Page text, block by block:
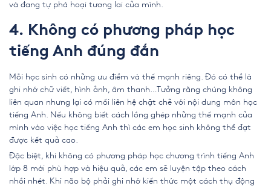
và đang tự phá hoại tương lai của mình.
4. Không có phương pháp học
tiếng Anh đúng đắn
Mỗi học sinh có những ưu điểm và thế mạnh riêng. Đó có thể là
ghi nhớ chữ viết, hình ảnh, âm thanh…Tưởng rằng chúng không
liên quan nhưng lại có mối liên hệ chặt chẽ với nội dung môn học
tiếng Anh. Nếu không biết cách lồng ghép những thế mạnh của
mình vào việc học tiếng Anh thì các em học sinh không thể đạt
được kết quả cao.
Đặc biệt, khi không có phương pháp học chương trình tiếng Anh
lớp 8 mới phù hợp và hiệu quả, các em sẽ luyện tập theo cách
nhồi nhét. Khi não bộ phải ghi nhớ kiến thức một cách thụ động